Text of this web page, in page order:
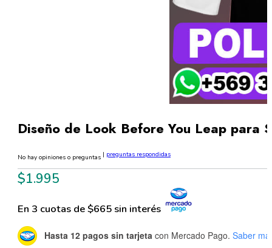
Diseño de Look Before You Leap para
No hay opiniones o preguntas | preguntas respondidas
$1.995
En 3 cuotas de $665 sin interés
Hasta 12 pagos sin tarjeta con Mercado Pago. Saber